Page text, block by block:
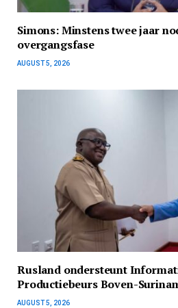
Simons: Minstens twee jaar
overgangsfase
AUGUST 5, 2026
Rusland ondersteunt
Productiebeurs Boven-
AUGUST 5, 2026